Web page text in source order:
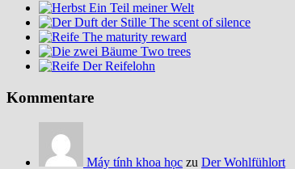
Ein Teil meiner Welt
The scent of silence
The maturity reward
Two trees
Der Reifelohn
Kommentare
Máy tính khoa học zu Der Wohlfühlort